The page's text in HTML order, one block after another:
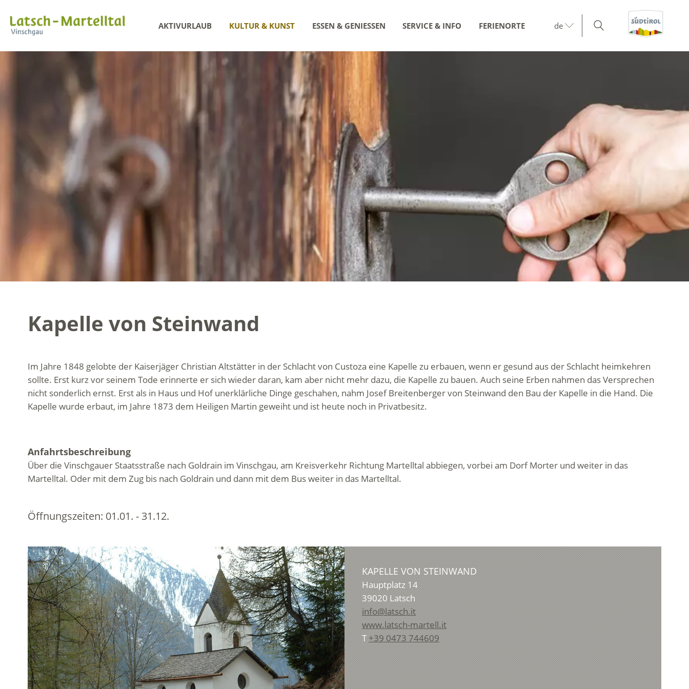
AKTIVURLAUB KULTUR & KUNST ESSEN & GENIESSEN SERVICE & INFO FERIENORTE de
Kapelle von Steinwand
Im Jahre 1848 gelobte der Kaiserjäger Christian Altstätter in der Schlacht von Custoza eine Kapelle zu erbauen, wenn er gesund aus der Schlacht heimkehren
sollte. Erst kurz vor seinem Tode erinnerte er sich wieder daran, kam aber nicht mehr dazu, die Kapelle zu bauen. Auch seine Erben nahmen das Versprechen
nicht sonderlich ernst. Erst als in Haus und Hof unerklärliche Dinge geschahen, nahm Josef Breitenberger von Steinwand den Bau der Kapelle in die Hand. Die
Kapelle wurde erbaut, im Jahre 1873 dem Heiligen Martin geweiht und ist heute noch in Privatbesitz.
Anfahrtsbeschreibung
Über die Vinschgauer Staatsstraße nach Goldrain im Vinschgau, am Kreisverkehr Richtung Martelltal abbiegen, vorbei am Dorf Morter und weiter in das
Martelltal. Oder mit dem Zug bis nach Goldrain und dann mit dem Bus weiter in das Martelltal.
Öffnungszeiten: 01.01. - 31.12.
KAPELLE VON STEINWAND
Hauptplatz 14
39020 Latsch
info@latsch.it
www.latsch-martell.it
T+39 0473 744609